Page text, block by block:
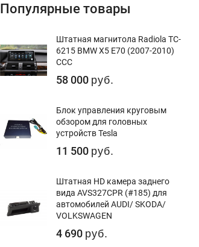
Популярные товары
Штатная магнитола Radiola TC-
6215 BMW X5 E70 (2007-2010)
CCC
58 000 руб.
Блок управления круговым
обзором для головных
устройств Tesla
11 500 руб.
Штатная HD камера заднего
вида AVS327CPR (#185) для
автомобилей AUDI/ SKODA/
VOLKSWAGEN
4 690 руб.